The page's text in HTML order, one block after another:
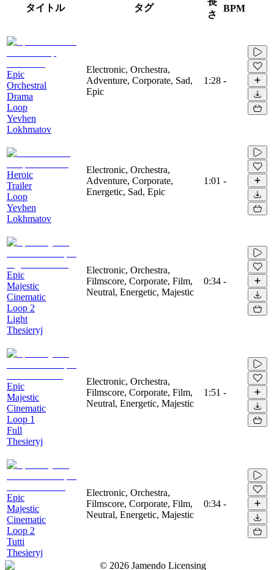
タイトル タグ
さ
BPM
Epic
Orchestral
Drama
Loop
Yevhen
Lokhmatov
Electronic, Orchestra,
Adventure, Corporate, Sad,
Epic
1:28 -
Heroic
Trailer
Loop
Yevhen
Lokhmatov
Electronic, Orchestra,
Adventure, Corporate,
Energetic, Sad, Epic
1:01 -
Epic
Majestic
Cinematic
Loop 2
Light
Thesieryj
Electronic, Orchestra,
Filmscore, Corporate, Film,
Neutral, Energetic, Majestic
0:34 -
Epic
Majestic
Cinematic
Loop 1
Full
Thesieryj
Electronic, Orchestra,
Filmscore, Corporate, Film,
Neutral, Energetic, Majestic
1:51 -
Epic
Majestic
Cinematic
Loop 2
Tutti
Thesieryj
Electronic, Orchestra,
Filmscore, Corporate, Film,
Neutral, Energetic, Majestic
0:34 -
© 2026 Jamendo Licensing